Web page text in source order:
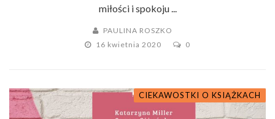
miłości i spokoju ...
PAULINA ROSZKO
16 kwietnia 2020
0
CIEKAWOSTKI O KSIĄŻKACH